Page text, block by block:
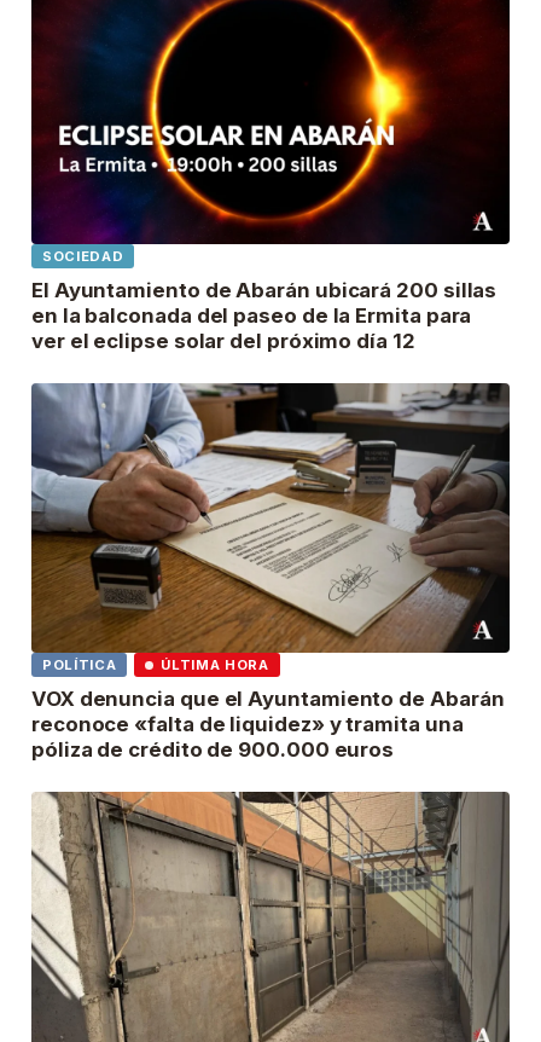
SOCIEDAD
El Ayuntamiento de Abarán ubicará 200 sillas
en la balconada del paseo de la Ermita para
ver el eclipse solar del próximo día 12
POLÍTICA ÚLTIMA HORA
VOX denuncia que el Ayuntamiento de Abarán
reconoce «falta de liquidez» y tramita una
póliza de crédito de 900.000 euros